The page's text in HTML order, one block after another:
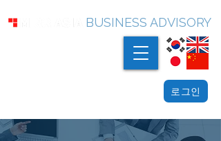
BUSINESS ADVISORY
로그인